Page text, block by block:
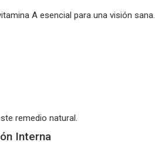
A esencial para una visión sana.
remedio natural.
Interna